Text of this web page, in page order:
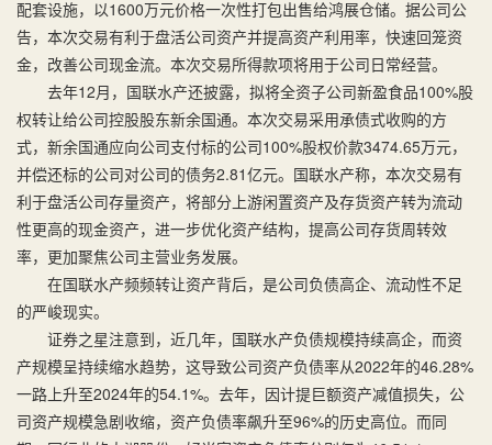
配套设施，以1600万元价格一次性打包出售给鸿展仓储。据公司公
告，本次交易有利于盘活公司资产并提高资产利用率，快速回笼资
金，改善公司现金流。本次交易所得款项将用于公司日常经营。
去年12月，国联水产还披露，拟将全资子公司新盈食品100%股
权转让给公司控股股东新余国通。本次交易采用承债式收购的方
式，新余国通应向公司支付标的公司100%股权价款3474.65万元，
并偿还标的公司对公司的债务2.81亿元。国联水产称，本次交易有
利于盘活公司存量资产，将部分上游闲置资产及存货资产转为流动
性更高的现金资产，进一步优化资产结构，提高公司存货周转效
率，更加聚焦公司主营业务发展。
在国联水产频频转让资产背后，是公司负债高企、流动性不足
的严峻现实。
证券之星注意到，近几年，国联水产负债规模持续高企，而资
产规模呈持续缩水趋势，这导致公司资产负债率从2022年的46.28%
一路上升至2024年的54.1%。去年，因计提巨额资产减值损失，公
司资产规模急剧收缩，资产负债率飙升至96%的历史高位。而同